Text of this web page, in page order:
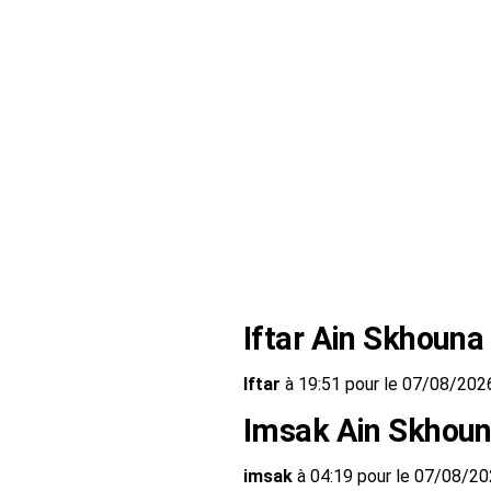
Iftar Ain Skhouna
Iftar à 19:51 pour le 07/08/
Imsak Ain
imsak à 04:19 pour le 07/08/